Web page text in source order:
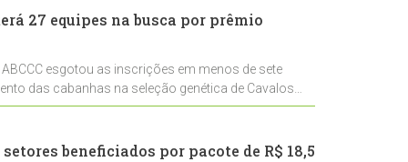
27 equipes na busca por prêmio
esgotou as inscrições em menos de sete
das cabanhas na seleção genética de Cavalos
beneficiados por pacote de R$ 18,5